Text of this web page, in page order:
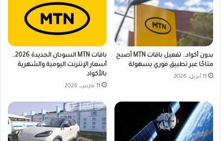
بدون أكواد.. تفعيل باقات MTN أصبح
متاحًا عبر تطبيق فوري بسهولة
11 أبريل، 2026
باقات MTN السودان الجديدة 2026..
أسعار الإنترنت اليومية والشهرية
بالأكواد
11 مارس، 2026